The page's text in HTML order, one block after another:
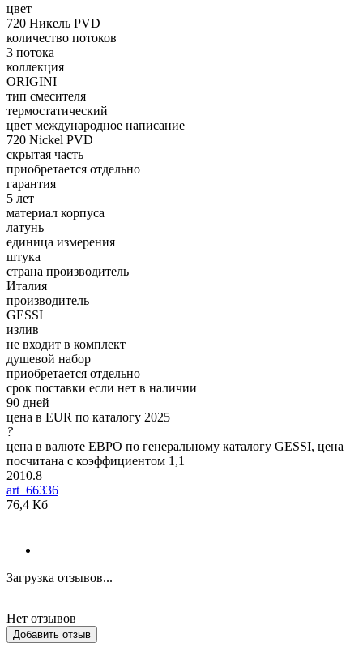
цвет
720 Никель PVD
количество потоков
3 потока
коллекция
ORIGINI
тип смесителя
термостатический
цвет международное написание
720 Nickel PVD
скрытая часть
приобретается отдельно
гарантия
5 лет
материал корпуса
латунь
единица измерения
штука
страна производитель
Италия
производитель
GESSI
излив
не входит в комплект
душевой набор
приобретается отдельно
срок поставки если нет в наличии
90 дней
цена в EUR по каталогу 2025
?
цена в валюте ЕВРО по генеральному каталогу GESSI, цена
посчитана с коэффициентом 1,1
2010.8
art_66336
76,4 Кб
Загрузка отзывов...
Нет отзывов
Добавить отзыв